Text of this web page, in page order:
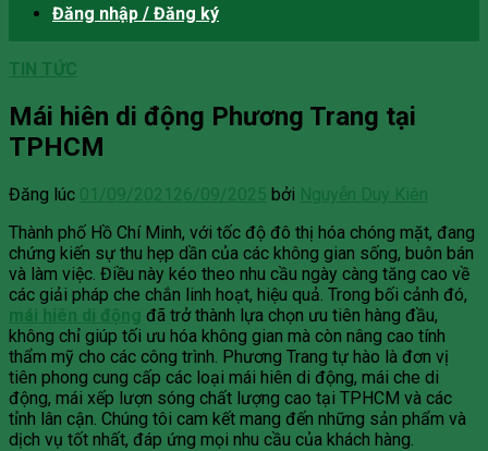
Đăng nhập / Đăng ký
TIN TỨC
Mái hiên di động Phương Trang tại
TPHCM
Đăng lúc 01/09/2021 26/09/2025 bởi Nguyễn Duy Kiên
Thành phố Hồ Chí Minh, với tốc độ đô thị hóa chóng mặt, đang
chứng kiến sự thu hẹp dần của các không gian sống, buôn bán
và làm việc. Điều này kéo theo nhu cầu ngày càng tăng cao về
các giải pháp che chắn linh hoạt, hiệu quả. Trong bối cảnh đó,
mái hiên di động đã trở thành lựa chọn ưu tiên hàng đầu,
không chỉ giúp tối ưu hóa không gian mà còn nâng cao tính
thẩm mỹ cho các công trình. Phương Trang tự hào là đơn vị
tiên phong cung cấp các loại mái hiên di động, mái che di
động, mái xếp lượn sóng chất lượng cao tại TPHCM và các
tỉnh lân cận. Chúng tôi cam kết mang đến những sản phẩm và
dịch vụ tốt nhất, đáp ứng mọi nhu cầu của khách hàng.